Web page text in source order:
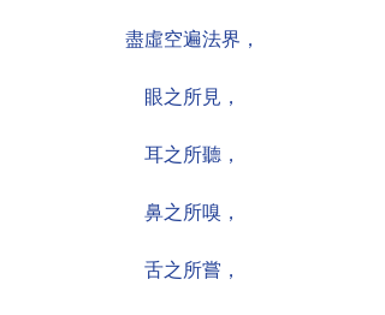
盡虛空遍法界，
眼之所見，
耳之所聽，
鼻之所嗅，
舌之所嘗，